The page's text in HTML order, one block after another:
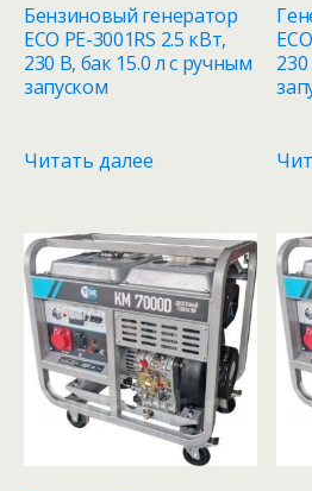
Бензиновый генератор
ECO PE-3001RS 2.5 кВт,
230 В, бак 15.0 л с ручным
запуском
Читать далее